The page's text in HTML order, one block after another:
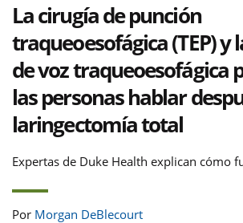
La cirugía de punción
traqueoesofágica (TEP) y
de voz traqueoesofágica
las personas hablar
laringectomía total
Expertas de Duke Health explican cómo
Por Morgan DeBlecourt